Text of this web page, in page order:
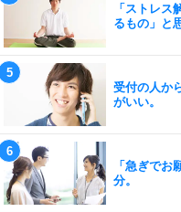
「ストレ
るもの」と
受付の人か
がいい。
「急ぎで
分。